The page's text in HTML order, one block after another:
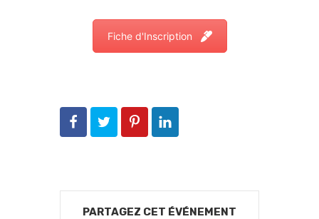
Fiche d'Inscription
PARTAGEZ CET ÉVÉNEMENT